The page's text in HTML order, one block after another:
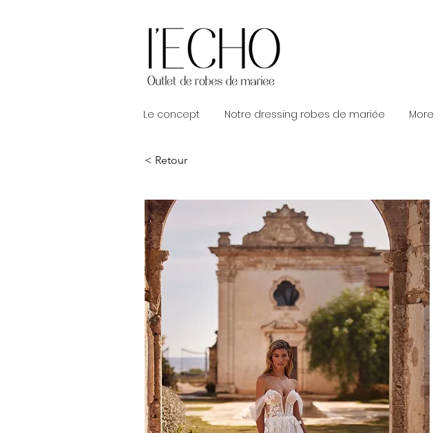
Le concept Notre dressing robes de mariée More
< Retour